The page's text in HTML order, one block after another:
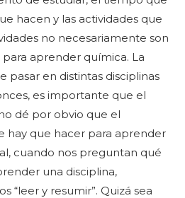
hacen y las actividades que
no necesariamente son
aprender química. La
pasar en distintas disciplinas
es importante que el
dé por obvio que el
hay que hacer para aprender
cuando nos preguntan qué
una disciplina,
“leer y resumir”. Quizá sea